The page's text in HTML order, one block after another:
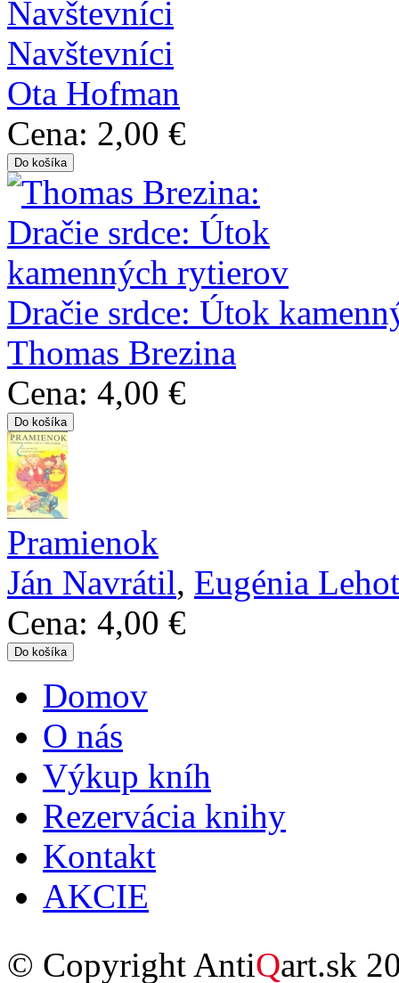
Navštevníci
Ota Hofman
Cena: 2,00 €
Dračie srdce: Útok
Thomas Brezina
Cena: 4,00 €
Pramienok
Ján Navrátil, Eugénia
Cena: 4,00 €
Hlavné menu
Domov
O nás
Výkup kníh
Rezervácia knihy
Kontakt
AKCIE
© Copyright AntiQart.sk